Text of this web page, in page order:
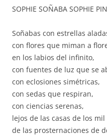
SOPHIE SOÑABA SOPHIE
Soñabas con estrellas
con flores que miman a
en los labios del infinito,
con fuentes de luz que se
con eclosiones simétricas,
con sedas que respiran,
con ciencias serenas,
lejos de las casas de los
de las prosternaciones de